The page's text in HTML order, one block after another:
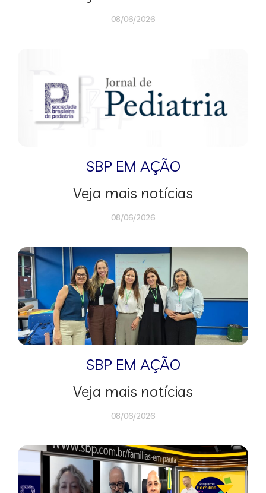
08/06/2026
SBP EM AÇÃO
Veja mais notícias
08/06/2026
SBP EM AÇÃO
Veja mais notícias
08/06/2026